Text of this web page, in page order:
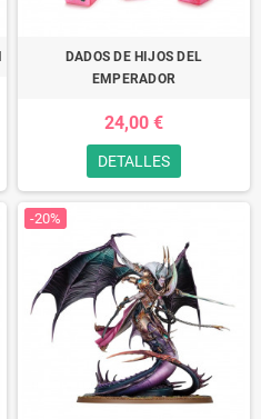
DADOS DE HIJOS DEL
EMPERADOR
24,00 €
DETALLES
-20%